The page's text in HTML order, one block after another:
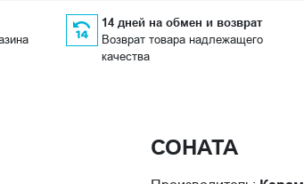
14 дней на обмен и возврат
Возврат товара надлежащего
качества
СОНАТА